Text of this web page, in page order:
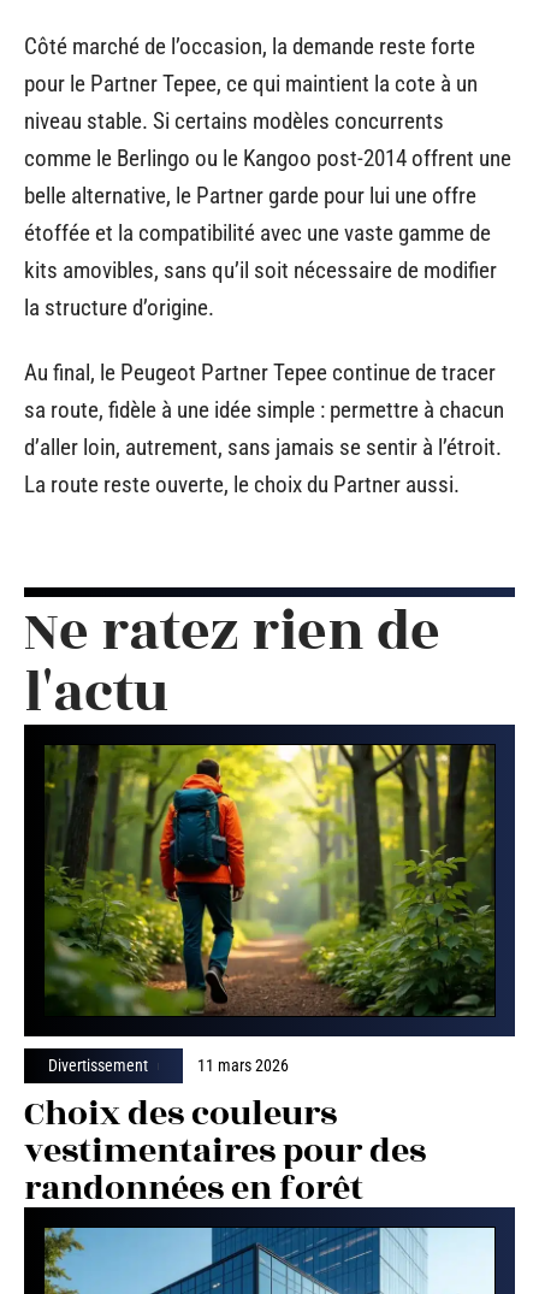
Côté marché de l’occasion, la demande reste forte
pour le Partner Tepee, ce qui maintient la cote à un
niveau stable. Si certains modèles concurrents
comme le Berlingo ou le Kangoo post-2014 offrent une
belle alternative, le Partner garde pour lui une offre
étoffée et la compatibilité avec une vaste gamme de
kits amovibles, sans qu’il soit nécessaire de modifier
la structure d’origine.
Au final, le Peugeot Partner Tepee continue de tracer
sa route, fidèle à une idée simple : permettre à chacun
d’aller loin, autrement, sans jamais se sentir à l’étroit.
La route reste ouverte, le choix du Partner aussi.
Ne ratez rien de
l'actu
Divertissement 11 mars 2026
Choix des couleurs
vestimentaires pour des
randonnées en forêt